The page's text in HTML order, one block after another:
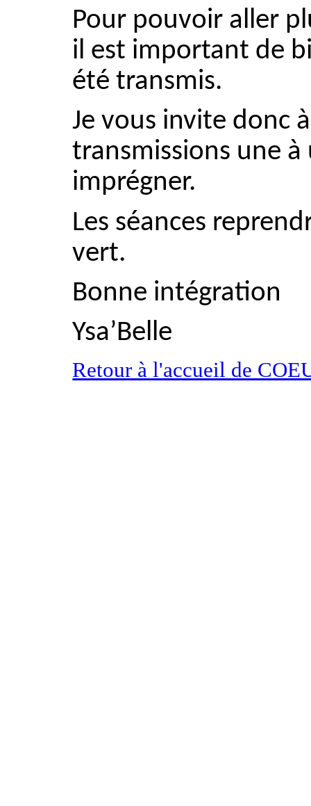
Pour pouvoir aller
il est important de
été transmis.
Je vous invite donc
transmissions une
imprégner.
Les séances
vert.
Bonne intégration
Ysa’Belle
Retour à l'accueil de